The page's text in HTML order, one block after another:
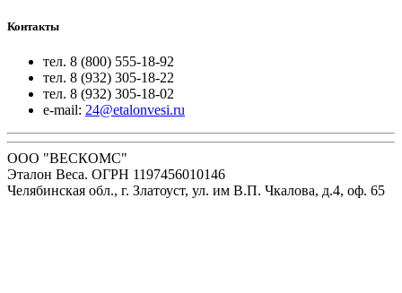
Контакты
тел. 8 (800) 555-18-92
тел. 8 (932) 305-18-22
тел. 8 (932) 305-18-02
e-mail: 24@etalonvesi.ru
ООО "ВЕСКОМС"
Эталон Веса. ОГРН 1197456010146
Челябинская обл., г. Златоуст, ул. им В.П. Чкалова, д.4, оф. 65